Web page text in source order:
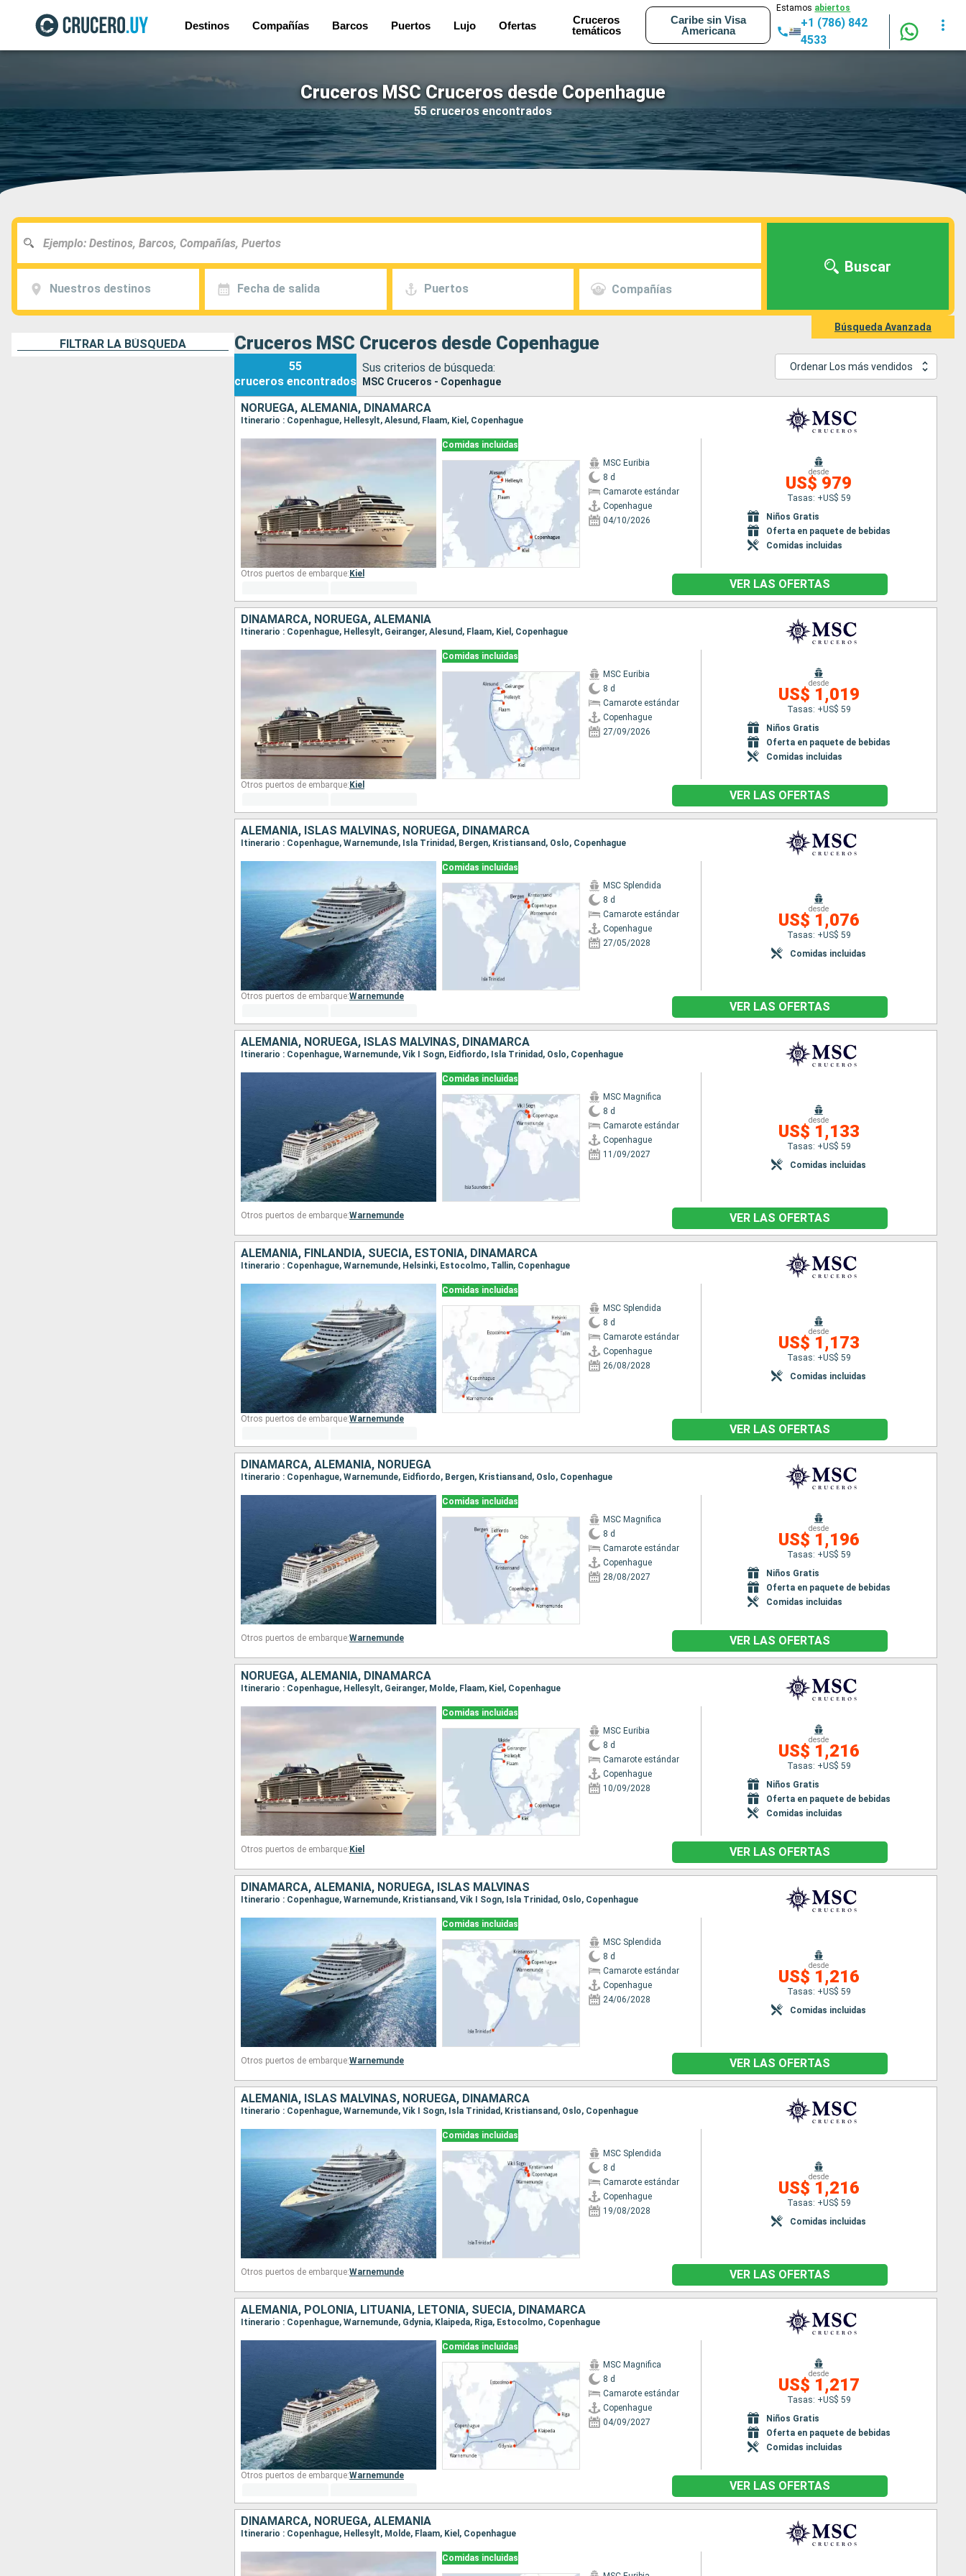
Destinos Compañías Barcos Puertos Lujo Ofertas
Cruceros
temáticos
Caribe sin Visa
Americana
Estamos abiertos
+1 (786) 842
4533
Cruceros MSC Cruceros desde Copenhague
55 cruceros encontrados
Nuestros destinos Fecha de salida Puertos Compañías
Buscar
Búsqueda Avanzada
FILTRAR LA BÚSQUEDA Cruceros MSC Cruceros desde Copenhague
55
cruceros encontrados
Sus criterios de búsqueda:
MSC Cruceros - Copenhague
Ordenar Los más vendidos
NORUEGA, ALEMANIA, DINAMARCA
Itinerario : Copenhague, Hellesylt, Alesund, Flaam, Kiel, Copenhague
Comidas incluidas
MSC Euribia
8 d
Camarote estándar
Copenhague
04/10/2026
desde
US$ 979
Tasas: +US$ 59
Niños Gratis
Oferta en paquete de bebidas
Comidas incluidas
Otros puertos de embarque: Kiel
VER LAS OFERTAS
DINAMARCA, NORUEGA, ALEMANIA
Itinerario : Copenhague, Hellesylt, Geiranger, Alesund, Flaam, Kiel, Copenhague
Comidas incluidas
MSC Euribia
8 d
Camarote estándar
Copenhague
27/09/2026
desde
US$ 1,019
Tasas: +US$ 59
Niños Gratis
Oferta en paquete de bebidas
Comidas incluidas
Otros puertos de embarque: Kiel
VER LAS OFERTAS
ALEMANIA, ISLAS MALVINAS, NORUEGA, DINAMARCA
Itinerario : Copenhague, Warnemunde, Isla Trinidad, Bergen, Kristiansand, Oslo, Copenhague
Comidas incluidas
MSC Splendida
8 d
Camarote estándar
Copenhague
27/05/2028
desde
US$ 1,076
Tasas: +US$ 59
Comidas incluidas
Otros puertos de embarque:Warnemunde
VER LAS OFERTAS
ALEMANIA, NORUEGA, ISLAS MALVINAS, DINAMARCA
Itinerario : Copenhague, Warnemunde, Vik I Sogn, Eidfiordo, Isla Trinidad, Oslo, Copenhague
Comidas incluidas
MSC Magnifica
8 d
Camarote estándar
Copenhague
11/09/2027
desde
US$ 1,133
Tasas: +US$ 59
Comidas incluidas
Otros puertos de embarque:Warnemunde VER LAS OFERTAS
ALEMANIA, FINLANDIA, SUECIA, ESTONIA, DINAMARCA
Itinerario : Copenhague, Warnemunde, Helsinki, Estocolmo, Tallin, Copenhague
Comidas incluidas
MSC Splendida
8 d
Camarote estándar
Copenhague
26/08/2028
desde
US$ 1,173
Tasas: +US$ 59
Comidas incluidas
Otros puertos de embarque:Warnemunde
VER LAS OFERTAS
DINAMARCA, ALEMANIA, NORUEGA
Itinerario : Copenhague, Warnemunde, Eidfiordo, Bergen, Kristiansand, Oslo, Copenhague
Comidas incluidas
MSC Magnifica
8 d
Camarote estándar
Copenhague
28/08/2027
desde
US$ 1,196
Tasas: +US$ 59
Niños Gratis
Oferta en paquete de bebidas
Comidas incluidas
Otros puertos de embarque:Warnemunde VER LAS OFERTAS
NORUEGA, ALEMANIA, DINAMARCA
Itinerario : Copenhague, Hellesylt, Geiranger, Molde, Flaam, Kiel, Copenhague
Comidas incluidas
MSC Euribia
8 d
Camarote estándar
Copenhague
10/09/2028
desde
US$ 1,216
Tasas: +US$ 59
Niños Gratis
Oferta en paquete de bebidas
Comidas incluidas
Otros puertos de embarque: Kiel VER LAS OFERTAS
DINAMARCA, ALEMANIA, NORUEGA, ISLAS MALVINAS
Itinerario : Copenhague, Warnemunde, Kristiansand, Vik I Sogn, Isla Trinidad, Oslo, Copenhague
Comidas incluidas
MSC Splendida
8 d
Camarote estándar
Copenhague
24/06/2028
desde
US$ 1,216
Tasas: +US$ 59
Comidas incluidas
Otros puertos de embarque:Warnemunde VER LAS OFERTAS
ALEMANIA, ISLAS MALVINAS, NORUEGA, DINAMARCA
Itinerario : Copenhague, Warnemunde, Vik I Sogn, Isla Trinidad, Kristiansand, Oslo, Copenhague
Comidas incluidas
MSC Splendida
8 d
Camarote estándar
Copenhague
19/08/2028
desde
US$ 1,216
Tasas: +US$ 59
Comidas incluidas
Otros puertos de embarque:Warnemunde VER LAS OFERTAS
ALEMANIA, POLONIA, LITUANIA, LETONIA, SUECIA, DINAMARCA
Itinerario : Copenhague, Warnemunde, Gdynia, Klaipeda, Riga, Estocolmo, Copenhague
Comidas incluidas
MSC Magnifica
8 d
Camarote estándar
Copenhague
04/09/2027
desde
US$ 1,217
Tasas: +US$ 59
Niños Gratis
Oferta en paquete de bebidas
Comidas incluidas
Otros puertos de embarque:Warnemunde
VER LAS OFERTAS
DINAMARCA, NORUEGA, ALEMANIA
Itinerario : Copenhague, Hellesylt, Molde, Flaam, Kiel, Copenhague
Comidas incluidas